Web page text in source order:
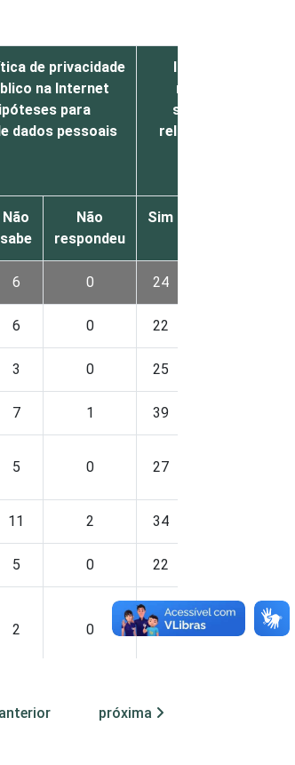
de privacidade
na Internet
para
dados pessoais
resposta a
segurança da
relacionado a
Não
sabe
Não
respondeu
Sim
6 0 24
6 0 22
3 0 25
7 1 39
5 0 27
11 2 34
5 0 22
2 0 23 74 2
anterior próxima